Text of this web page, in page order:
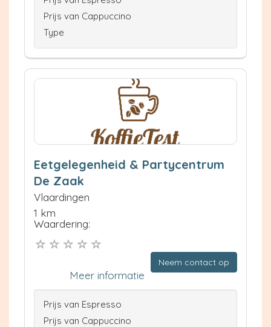
Prijs van Cappuccino
Type
Eetgelegenheid & Partycentrum
De Zaak
Vlaardingen
1 km
Waardering:
Neem contact op
Meer informatie
Prijs van Espresso
Prijs van Cappuccino